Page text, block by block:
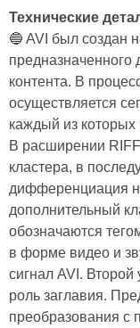
Технические
🔵 AVI был создан
предназначенного
контента. В
осуществляется
каждый из
В расширении
кластера, в
дифференциация
дополнительный
обозначаются
в форме видео и
сигнал AVI. Второй
роль заглавия.
преобразования с